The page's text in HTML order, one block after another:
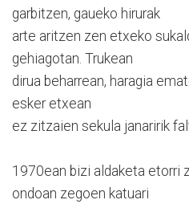
garbitzen, gaueko hirurak
arte aritzen zen etxeko
gehiagotan. Trukean
dirua beharrean, haragia
esker etxean
ez zitzaien sekula janaririk
1970ean bizi aldaketa etorri
ondoan zegoen katuari